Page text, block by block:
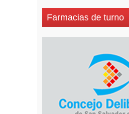
Farmacias de turno